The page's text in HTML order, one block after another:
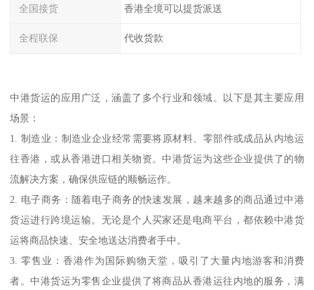
全国接货 香港全境可以提货派送
全程联保 代收货款
中港货运的应用广泛，涵盖了多个行业和领域。以下是其主要应用
场景：
1. 制造业：制造业企业经常需要将原材料、零部件或成品从内地运
往香港，或从香港进口相关物资。中港货运为这些企业提供了的物
流解决方案，确保供应链的顺畅运作。
2. 电子商务：随着电子商务的快速发展，越来越多的商品通过中港
货运进行跨境运输。无论是个人买家还是电商平台，都依赖中港货
运将商品快速、安全地送达消费者手中。
3. 零售业：香港作为国际购物天堂，吸引了大量内地游客和消费
者。中港货运为零售企业提供了将商品从香港运往内地的服务，满